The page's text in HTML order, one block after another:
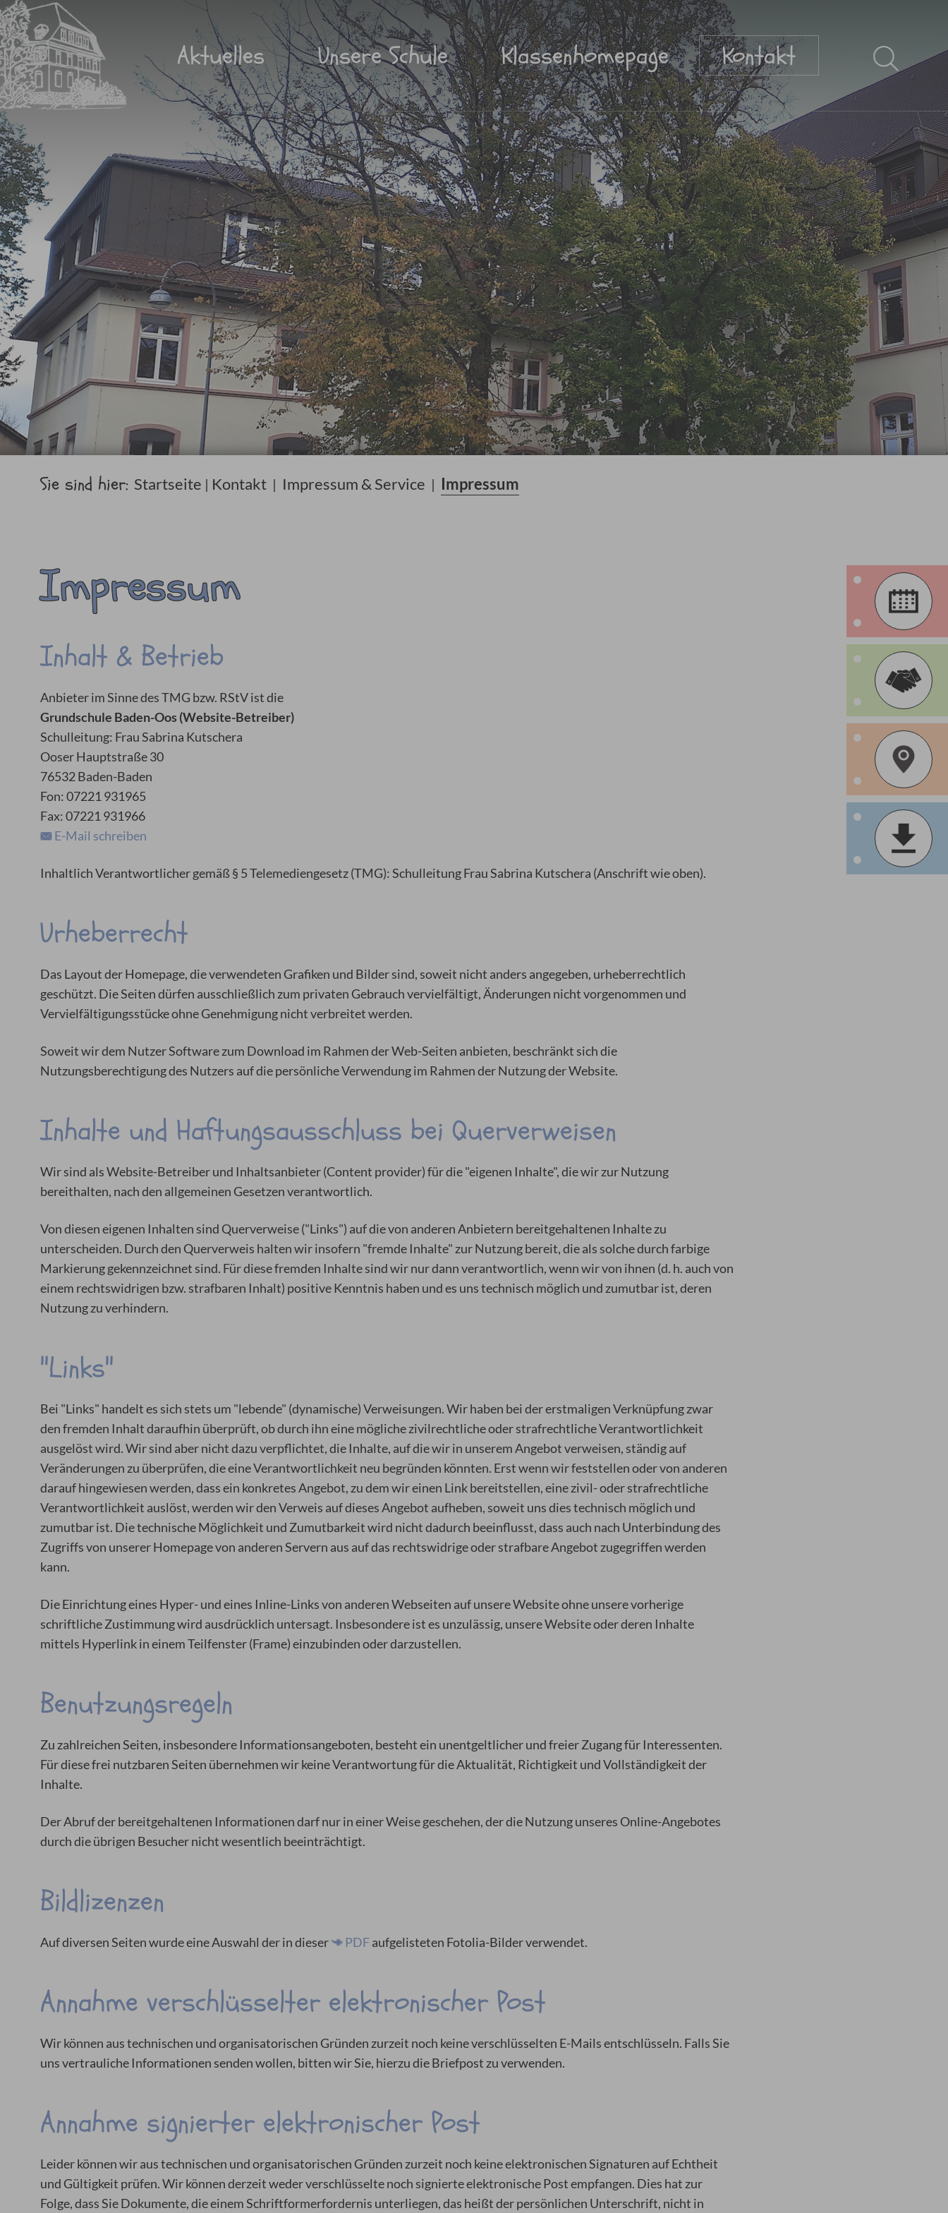
Aktuelles Unsere Schule Klassenhomepage Kontakt
Sie sind hier: Startseite | Kontakt | Impressum & Service | Impressum
Impressum
Inhalt & Betrieb
Anbieter im Sinne des TMG bzw. RStV ist die
Grundschule Baden-Oos (Website-Betreiber)
Schulleitung: Frau Sabrina Kutschera
Ooser Hauptstraße 30
76532 Baden-Baden
Fon: 07221 931965
Fax: 07221 931966
E-Mail schreiben
Inhaltlich Verantwortlicher gemäß § 5 Telemediengesetz (TMG): Schulleitung Frau Sabrina Kutschera (Anschrift wie oben).
Urheberrecht
Das Layout der Homepage, die verwendeten Grafiken und Bilder sind, soweit nicht anders angegeben, urheberrechtlich
geschützt. Die Seiten dürfen ausschließlich zum privaten Gebrauch vervielfältigt, Änderungen nicht vorgenommen und
Vervielfältigungsstücke ohne Genehmigung nicht verbreitet werden.
Soweit wir dem Nutzer Software zum Download im Rahmen der Web-Seiten anbieten, beschränkt sich die
Nutzungsberechtigung des Nutzers auf die persönliche Verwendung im Rahmen der Nutzung der Website.
Inhalte und Haftungsausschluss bei Querverweisen
Wir sind als Website-Betreiber und Inhaltsanbieter (Content provider) für die "eigenen Inhalte", die wir zur Nutzung
bereithalten, nach den allgemeinen Gesetzen verantwortlich.
Von diesen eigenen Inhalten sind Querverweise ("Links") auf die von anderen Anbietern bereitgehaltenen Inhalte zu
unterscheiden. Durch den Querverweis halten wir insofern "fremde Inhalte" zur Nutzung bereit, die als solche durch farbige
Markierung gekennzeichnet sind. Für diese fremden Inhalte sind wir nur dann verantwortlich, wenn wir von ihnen (d. h. auch von
einem rechtswidrigen bzw. strafbaren Inhalt) positive Kenntnis haben und es uns technisch möglich und zumutbar ist, deren
Nutzung zu verhindern.
"Links"
Bei "Links" handelt es sich stets um "lebende" (dynamische) Verweisungen. Wir haben bei der erstmaligen Verknüpfung zwar
den fremden Inhalt daraufhin überprüft, ob durch ihn eine mögliche zivilrechtliche oder strafrechtliche Verantwortlichkeit
ausgelöst wird. Wir sind aber nicht dazu verpflichtet, die Inhalte, auf die wir in unserem Angebot verweisen, ständig auf
Veränderungen zu überprüfen, die eine Verantwortlichkeit neu begründen könnten. Erst wenn wir feststellen oder von anderen
darauf hingewiesen werden, dass ein konkretes Angebot, zu dem wir einen Link bereitstellen, eine zivil- oder strafrechtliche
Verantwortlichkeit auslöst, werden wir den Verweis auf dieses Angebot aufheben, soweit uns dies technisch möglich und
zumutbar ist. Die technische Möglichkeit und Zumutbarkeit wird nicht dadurch beeinflusst, dass auch nach Unterbindung des
Zugriffs von unserer Homepage von anderen Servern aus auf das rechtswidrige oder strafbare Angebot zugegriffen werden
kann.
Die Einrichtung eines Hyper- und eines Inline-Links von anderen Webseiten auf unsere Website ohne unsere vorherige
schriftliche Zustimmung wird ausdrücklich untersagt. Insbesondere ist es unzulässig, unsere Website oder deren Inhalte
mittels Hyperlink in einem Teilfenster (Frame) einzubinden oder darzustellen.
Benutzungsregeln
Zu zahlreichen Seiten, insbesondere Informationsangeboten, besteht ein unentgeltlicher und freier Zugang für Interessenten.
Für diese frei nutzbaren Seiten übernehmen wir keine Verantwortung für die Aktualität, Richtigkeit und Vollständigkeit der
Inhalte.
Der Abruf der bereitgehaltenen Informationen darf nur in einer Weise geschehen, der die Nutzung unseres Online-Angebotes
durch die übrigen Besucher nicht wesentlich beeinträchtigt.
Bildlizenzen
Auf diversen Seiten wurde eine Auswahl der in dieser PDFaufgelisteten Fotolia-Bilder verwendet.
Annahme verschlüsselter elektronischer Post
Wir können aus technischen und organisatorischen Gründen zurzeit noch keine verschlüsselten E-Mails entschlüsseln. Falls Sie
uns vertrauliche Informationen senden wollen, bitten wir Sie, hierzu die Briefpost zu verwenden.
Annahme signierter elektronischer Post
Leider können wir aus technischen und organisatorischen Gründen zurzeit noch keine elektronischen Signaturen auf Echtheit
und Gültigkeit prüfen. Wir können derzeit weder verschlüsselte noch signierte elektronische Post empfangen. Dies hat zur
Folge, dass Sie Dokumente, die einem Schriftformerfordernis unterliegen, das heißt der persönlichen Unterschrift, nicht in